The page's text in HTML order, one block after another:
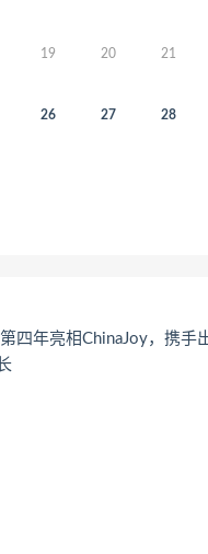
19 20 21
26 27 28